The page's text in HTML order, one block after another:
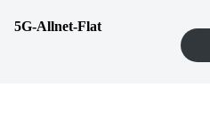
5G-Allnet-Flat